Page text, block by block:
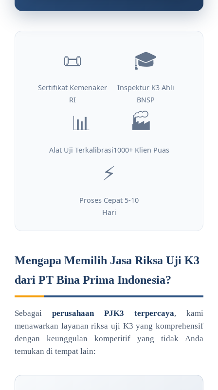
📜
Sertifikat Kemenaker
RI
🎓
Inspektur K3 Ahli
BNSP
📊
Alat Uji Terkalibrasi
🏭
1000+ Klien Puas
⚡
Proses Cepat 5-10
Hari
Mengapa Memilih Jasa Riksa Uji K3
dari PT Bina Prima Indonesia?
Sebagai perusahaan PJK3 terpercaya, kami
menawarkan layanan riksa uji K3 yang komprehensif
dengan keunggulan kompetitif yang tidak Anda
temukan di tempat lain: